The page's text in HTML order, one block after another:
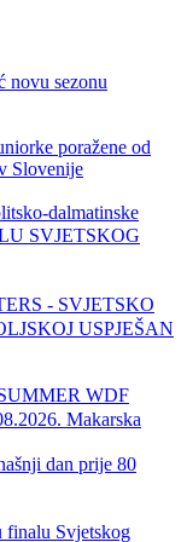
novu sezonu
poražene od
Slovenije
dalmatinske
SVJETSKOG
- SVJETSKO
USPJEŠAN
WDF
Makarska
dan prije 80
finalu Svjetskog